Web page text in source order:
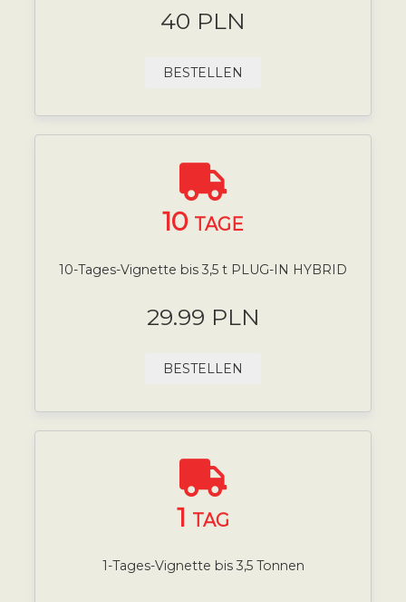
40 PLN
BESTELLEN
10 TAGE
10-Tages-Vignette bis 3,5 t PLUG-IN HYBRID
29.99 PLN
BESTELLEN
1 TAG
1-Tages-Vignette bis 3,5 Tonnen